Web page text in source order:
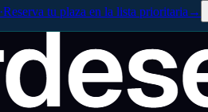
·Reserva tu plaza en la lista prioritaria →